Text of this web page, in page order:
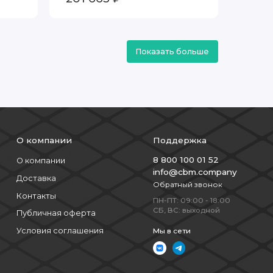
Показать больше
О компании
О компании
Доставка
Контакты
Публичная оферта
Условия соглашения
Поддержка
8 800 100 01 52
info@cbm.company
Обратный звонок
ПН-ПТ: 09:00 - 18:00
СБ, ВС: выходной
Мы в сети